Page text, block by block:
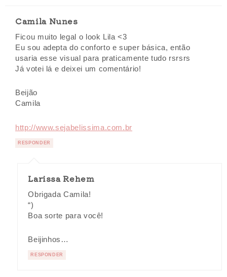
Camila Nunes
Ficou muito legal o look Lila <3
Eu sou adepta do conforto e super básica, então
usaria esse visual para praticamente tudo rsrsrs
Já votei lá e deixei um comentário!
Beijão
Camila
http://www.sejabelissima.com.br
RESPONDER
Larissa Rehem
Obrigada Camila!
“)
Boa sorte para você!
Beijinhos…
RESPONDER